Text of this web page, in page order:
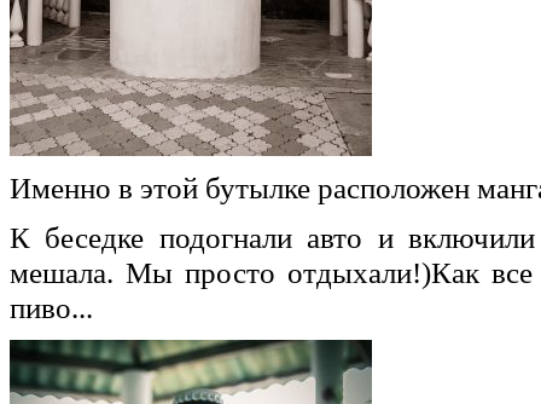
Именно в этой бутылке расположен
К беседке подогнали авто и
мешала. Мы просто отдыхали!)Как
пиво...